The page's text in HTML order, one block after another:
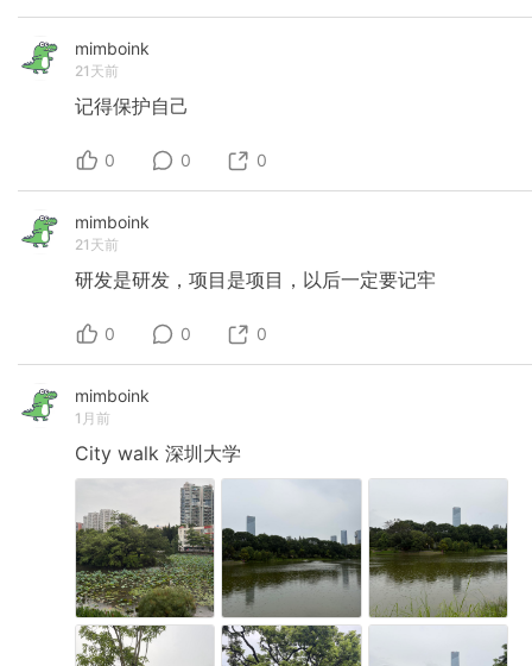
mimboink
21天前
记得保护自己
0 0 0
mimboink
21天前
研发是研发，项目是项目，以后一定要记牢
0 0 0
mimboink
1月前
City walk 深圳大学